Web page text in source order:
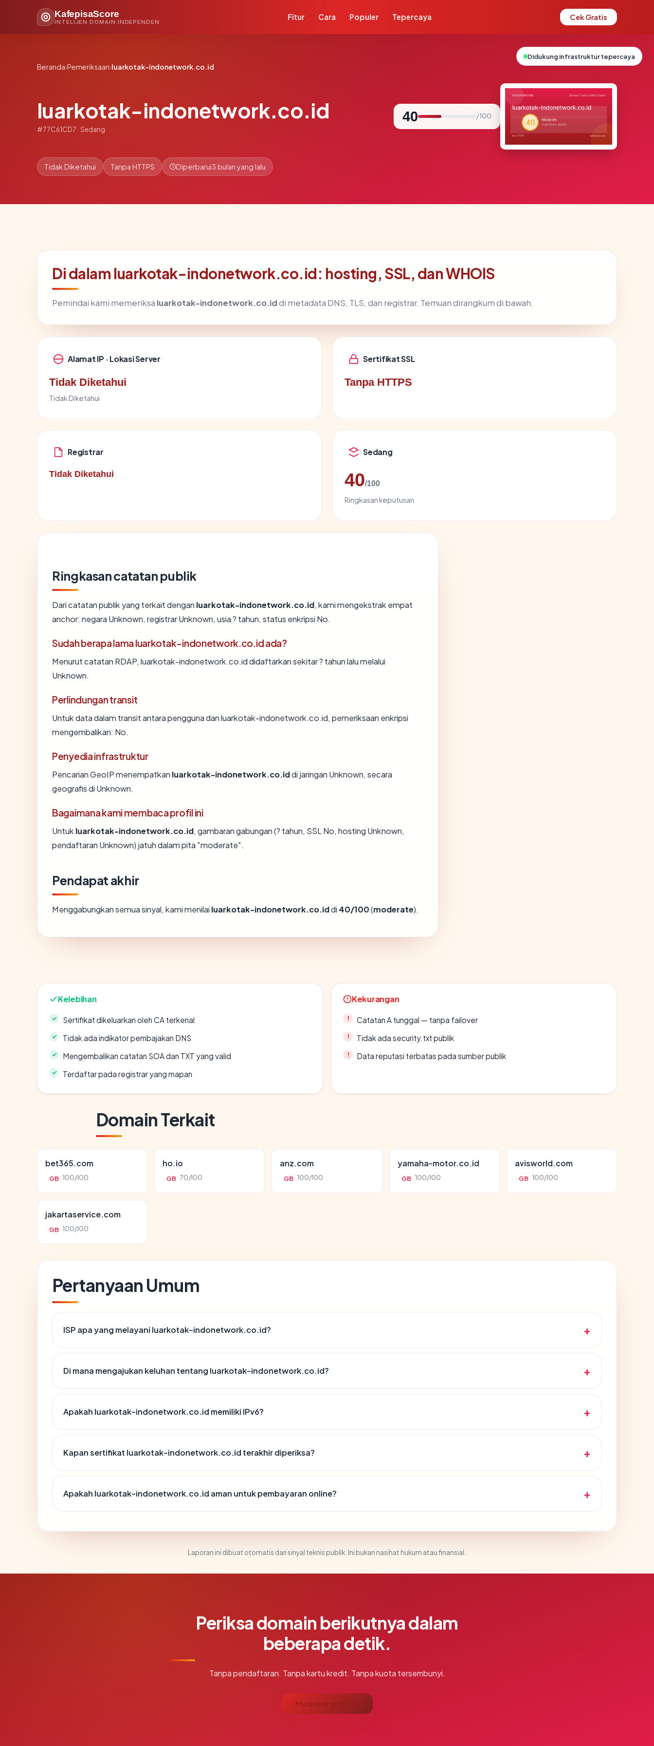
KafepisaScore
INTELIJEN DOMAIN INDEPENDEN
Fitur Cara Populer Tepercaya Cek Gratis
Beranda›Pemeriksaan›luarkotak-indonetwork.co.id
luarkotak-indonetwork.co.id
#77C61CD7 · Sedang
40 / 100
Tidak Diketahui Tanpa HTTPS Diperbarui3 bulan yang lalu
Di dalam luarkotak-indonetwork.co.id: hosting, SSL, dan WHOIS
Pemindai kami memeriksa luarkotak-indonetwork.co.iddi metadata DNS, TLS, dan registrar. Temuan dirangkum di bawah.
Alamat IP · Lokasi Server
Tidak Diketahui
Tidak Diketahui
Sertifikat SSL
Tanpa HTTPS
Registrar
Tidak Diketahui
Sedang
40/100
Ringkasan keputusan
Ringkasan catatan publik
Dari catatan publik yang terkait dengan luarkotak-indonetwork.co.id, kami mengekstrak empat
anchor: negara Unknown, registrar Unknown, usia ? tahun, status enkripsi No.
Sudah berapa lama luarkotak-indonetwork.co.id ada?
Menurut catatan RDAP, luarkotak-indonetwork.co.id didaftarkan sekitar ? tahun lalu melalui
Unknown.
Perlindungan transit
Untuk data dalam transit antara pengguna dan luarkotak-indonetwork.co.id, pemeriksaan enkripsi
mengembalikan: No.
Penyedia infrastruktur
Pencarian GeoIP menempatkan luarkotak-indonetwork.co.iddi jaringan Unknown, secara
geografis di Unknown.
Bagaimana kami membaca profil ini
Untuk luarkotak-indonetwork.co.id, gambaran gabungan (? tahun, SSL No, hosting Unknown,
pendaftaran Unknown) jatuh dalam pita "moderate".
Pendapat akhir
Menggabungkan semua sinyal, kami menilai luarkotak-indonetwork.co.iddi 40/100(moderate).
Kelebihan
Sertifikat dikeluarkan oleh CA terkenal
Tidak ada indikator pembajakan DNS
Mengembalikan catatan SOA dan TXT yang valid
Terdaftar pada registrar yang mapan
Kekurangan
Catatan A tunggal — tanpa failover
Tidak ada security.txt publik
Data reputasi terbatas pada sumber publik
Domain Terkait
bet365.com
GB 100/100
ho.io
GB 70/100
anz.com
GB 100/100
yamaha-motor.co.id
GB 100/100
avisworld.com
GB 100/100
jakartaservice.com
GB 100/100
Pertanyaan Umum
ISP apa yang melayani luarkotak-indonetwork.co.id?
Di mana mengajukan keluhan tentang luarkotak-indonetwork.co.id?
Apakah luarkotak-indonetwork.co.id memiliki IPv6?
Kapan sertifikat luarkotak-indonetwork.co.id terakhir diperiksa?
Apakah luarkotak-indonetwork.co.id aman untuk pembayaran online?
Laporan ini dibuat otomatis dari sinyal teknis publik. Ini bukan nasihat hukum atau finansial.
Periksa domain berikutnya dalam
beberapa detik.
Tanpa pendaftaran. Tanpa kartu kredit. Tanpa kuota tersembunyi.
Mulai cek gratis →
Didukung infrastruktur tepercaya